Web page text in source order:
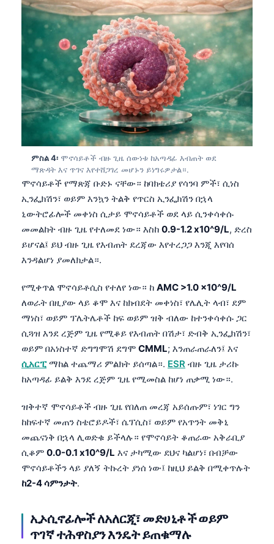
ምስል 4፡ ሞኖሳይቶች ብዙ ጊዜ ሰውነቱ ከአጣዳፊ እብጠት ወደ
ማጽዳት እና ጥገና እየተሸጋገረ መሆኑን ይነግሩዎታል።.
ሞኖሳይቶች የማጽጃ ቡድኑ ናቸው። ከባክቴሪያ የሳንባ ምች፣ ሲነስ
ኢንፌክሽን፣ ወይም እንኳን ትልቅ የጥርስ ኢንፌክሽን በኋላ
ኒውትሮፊሎች መቀነስ ሲታይ ሞኖሳይቶች ወደ ላይ ሲንቀሳቀሱ
መመልከት ብዙ ጊዜ የተለመደ ነው። እስከ 0.9-1.2 x10^9/L, ድረስ
ይሆናል፤ ይህ ብዙ ጊዜ የእብጠት ደረጃው እየተረጋጋ እንጂ እየባሰ
እንዳልሆነ ያመለክታል።.
የሚቀጥል ሞኖሳይቶሲስ የተለየ ነው። ከ AMC >1.0 x10^9/L
ለወራት በዚያው ላይ ቆሞ እና ከክብደት መቀነስ፣ የሌሊት ላብ፣ ደም
ማነስ፣ ወይም ፕሌትሌቶች ከፍ ወይም ዝቅ ብለው ከተንቀሳቀሱ ጋር
ሲጓዝ እንደ ረጅም ጊዜ የሚቆይ የእብጠት በሽታ፣ ድብቅ ኢንፌክሽን፣
ወይም በአነስተኛ ድግግሞሽ ደግሞ CMML; እንጠራጠራለን፤ እና
ሲአርፒማከል ተጨማሪ ምልክት ይሰጣል።. ESR ብዙ ጊዜ ታሪኩ
ከአጣዳፊ ይልቅ እንደ ረጅም ጊዜ የሚመስል ከሆነ ጠቃሚ ነው።.
ዝቅተኛ ሞኖሳይቶች ብዙ ጊዜ የበለጠ መረጃ አይሰጡም፣ ነገር ግን
ከከፍተኛ መጠን ስቴሮይዶች፣ ሴፕሲስ፣ ወይም የአጥንት መቅኒ
መጨናነቅ በኋላ ሊወድቁ ይችላሉ። የሞኖሳይት ቆጠራው አቅራቢያ
ሲቆም 0.0-0.1 x10^9/L እና ታካሚው ደህና ካልሆነ፣ በብቻው
ሞኖሳይቶችን ላይ ያለኝ ትኩረት ያነሰ ነው፤ ከዚህ ይልቅ በሚቀጥሉት
ከ2-4 ሳምንታት.
ኢኦሲኖፊሎች ለአለርጂ፣ መድሀኒቶች ወይም
ጥገኛ ተሕዋስያን እንዴት ይጠቁማሉ